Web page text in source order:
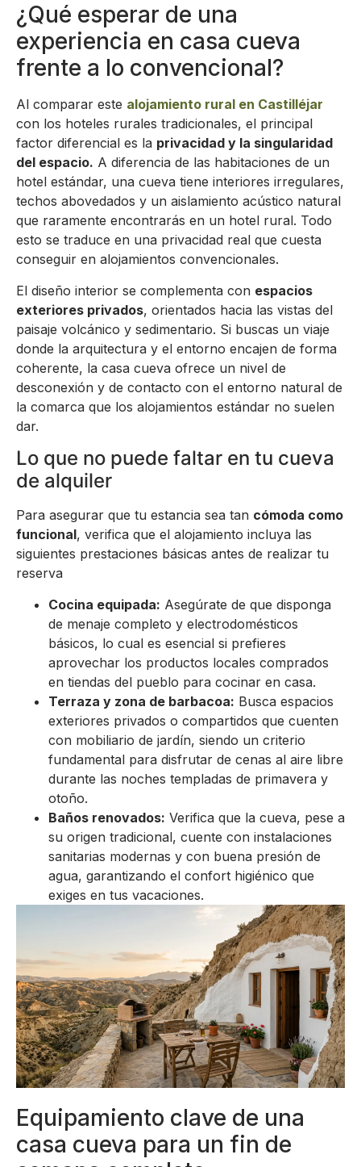
¿Qué esperar de una
experiencia en casa cueva
frente a lo convencional?
Al comparar este alojamiento rural en Castilléjar
con los hoteles rurales tradicionales, el principal
factor diferencial es la privacidad y la singularidad
del espacio. A diferencia de las habitaciones de un
hotel estándar, una cueva tiene interiores irregulares,
techos abovedados y un aislamiento acústico natural
que raramente encontrarás en un hotel rural. Todo
esto se traduce en una privacidad real que cuesta
conseguir en alojamientos convencionales.
El diseño interior se complementa con espacios
exteriores privados, orientados hacia las vistas del
paisaje volcánico y sedimentario. Si buscas un viaje
donde la arquitectura y el entorno encajen de forma
coherente, la casa cueva ofrece un nivel de
desconexión y de contacto con el entorno natural de
la comarca que los alojamientos estándar no suelen
dar.
Lo que no puede faltar en tu cueva
de alquiler
Para asegurar que tu estancia sea tan cómoda como
funcional, verifica que el alojamiento incluya las
siguientes prestaciones básicas antes de realizar tu
reserva
Cocina equipada: Asegúrate de que disponga
de menaje completo y electrodomésticos
básicos, lo cual es esencial si prefieres
aprovechar los productos locales comprados
en tiendas del pueblo para cocinar en casa.
Terraza y zona de barbacoa: Busca espacios
exteriores privados o compartidos que cuenten
con mobiliario de jardín, siendo un criterio
fundamental para disfrutar de cenas al aire libre
durante las noches templadas de primavera y
otoño.
Baños renovados: Verifica que la cueva, pese a
su origen tradicional, cuente con instalaciones
sanitarias modernas y con buena presión de
agua, garantizando el confort higiénico que
exiges en tus vacaciones.
Equipamiento clave de una
casa cueva para un fin de